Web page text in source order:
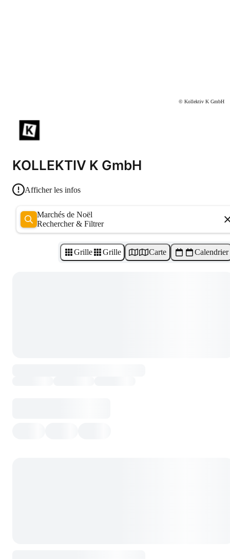
© Kollektiv K GmbH
KOLLEKTIV K GmbH
Afficher les infos
Marchés de Noël
Rechercher & Filtrer
Grille Grille Carte Calendrier